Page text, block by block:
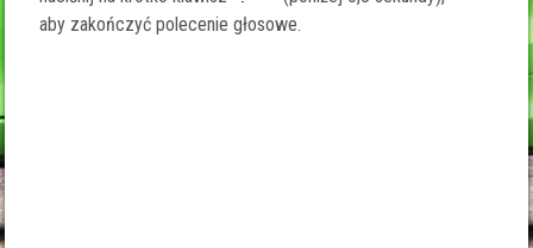
aby zakończyć polecenie głosowe.